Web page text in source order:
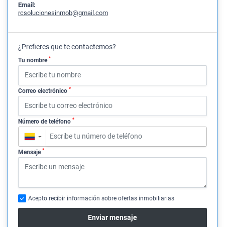
Email:
rcsolucionesinmob@gmail.com
¿Prefieres que te contactemos?
Tu nombre *
Correo electrónico *
Número de teléfono *
▼
Mensaje *
Acepto recibir información sobre ofertas inmobiliarias
Enviar mensaje